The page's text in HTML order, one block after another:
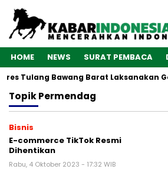
HOME NEWS SURAT PEMBACA
Tulang Bawang Barat Laksanakan
TopikPermendag
Bisnis
E-commerce TikTok Resmi
Dihentikan
Rabu, 4 Oktober 2023 - 17:32 WIB